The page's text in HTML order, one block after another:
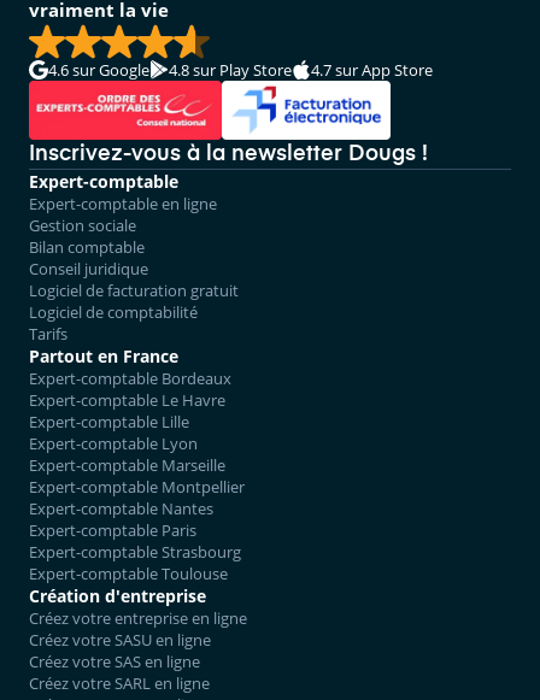
vraiment la vie
4.6sur Google 4.8sur Play Store 4.7sur App Store
Inscrivez-vous à la newsletter Dougs !
Expert-comptable
Expert-comptable en ligne
Gestion sociale
Bilan comptable
Conseil juridique
Logiciel de facturation gratuit
Logiciel de comptabilité
Tarifs
Partout en France
Expert-comptable Bordeaux
Expert-comptable Le Havre
Expert-comptable Lille
Expert-comptable Lyon
Expert-comptable Marseille
Expert-comptable Montpellier
Expert-comptable Nantes
Expert-comptable Paris
Expert-comptable Strasbourg
Expert-comptable Toulouse
Création d'entreprise
Créez votre entreprise en ligne
Créez votre SASU en ligne
Créez votre SAS en ligne
Créez votre SARL en ligne